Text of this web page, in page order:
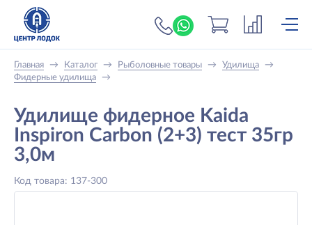
+7 (919) 698-56-
Главная → Каталог → Рыболовные товары → Удилища
→
Фидерные удилища
→
Удилище фидерное Kaida
Inspiron Carbon (2+3) тест 35гр
3,0м
Код товара: 137-300